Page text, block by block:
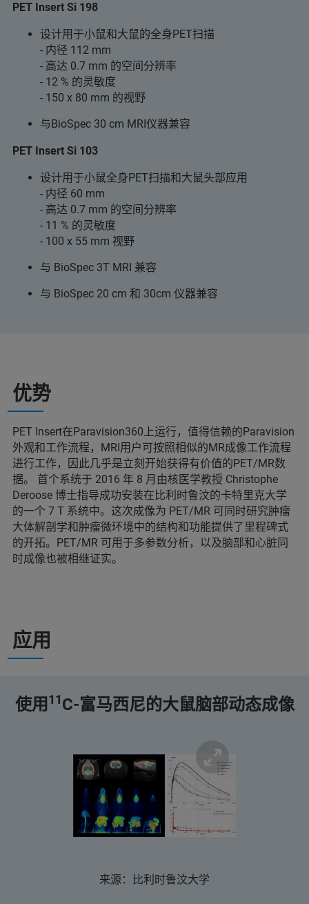
PET Insert Si 198
设计用于小鼠和大鼠的全身PET扫描
- 内径 112 mm
- 高达 0.7 mm 的空间分辨率
- 12 % 的灵敏度
- 150 x 80 mm 的视野
与BioSpec 30 cm MRI仪器兼容
PET Insert Si 103
设计用于小鼠全身PET扫描和大鼠头部应用
- 内径 60 mm
- 高达 0.7 mm 的空间分辨率
- 11 % 的灵敏度
- 100 x 55 mm 视野
与 BioSpec 3T MRI 兼容
与 BioSpec 20 cm 和 30cm 仪器兼容
优势
PET Insert在Paravision360上运行，值得信赖的Paravision
外观和工作流程，MRI用户可按照相似的MR成像工作流程
进行工作，因此几乎是立刻开始获得有价值的PET/MR数
据。 首个系统于 2016 年 8 月由核医学教授 Christophe
Deroose 博士指导成功安装在比利时鲁汶的卡特里克大学
的一个 7 T 系统中。这次成像为 PET/MR 可同时研究肿瘤
大体解剖学和肿瘤微环境中的结构和功能提供了里程碑式
的开拓。PET/MR 可用于多参数分析，以及脑部和心脏同
时成像也被相继证实。
应用
使用 11C-富马西尼的大鼠脑部动态成像
来源：比利时鲁汶大学